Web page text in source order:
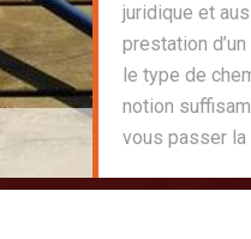
juridique et
prestation
le type de
notion
vous passer